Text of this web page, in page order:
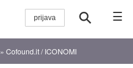
☰
»Cofound.it / ICONOMI